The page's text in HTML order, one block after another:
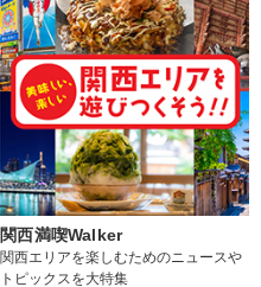
関西満喫Walker
関西エリアを楽しむためのニュースや
トピックスを大特集